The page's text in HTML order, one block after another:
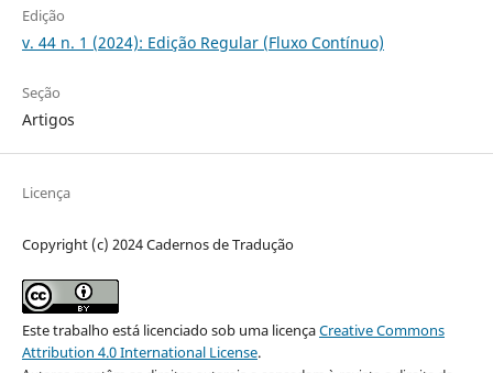
Edição
v. 44 n. 1 (2024): Edição Regular (Fluxo Contínuo)
Seção
Artigos
Licença
Copyright (c) 2024 Cadernos de Tradução
Este trabalho está licenciado sob uma licençaCreative Commons
Attribution 4.0 International License.